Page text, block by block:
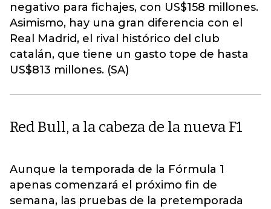
negativo para fichajes, con US$158 millones.
Asimismo, hay una gran diferencia con el
Real Madrid, el rival histórico del club
catalán, que tiene un gasto tope de hasta
US$813 millones. (SA)
Red Bull, a la cabeza de la nueva F1
Aunque la temporada de la Fórmula 1
apenas comenzará el próximo fin de
semana, las pruebas de la pretemporada